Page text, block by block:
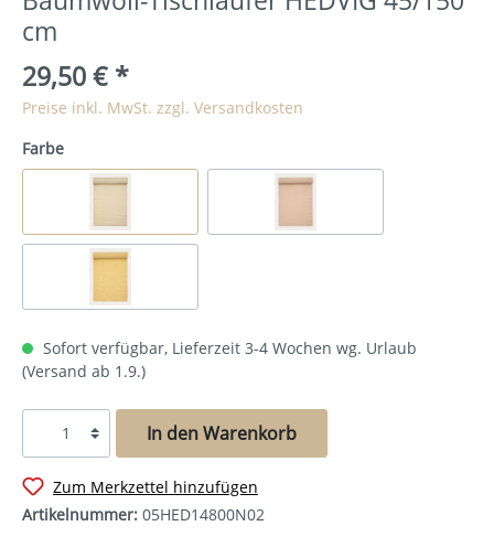
cm
29,50 € *
Preise inkl. MwSt. zzgl. Versandkosten
Farbe
Sofort verfügbar, Lieferzeit 3-4 Wochen wg. Urlaub
(Versand ab 1.9.)
In den Warenkorb
Zum Merkzettel hinzufügen
Artikelnummer: 05HED14800N02